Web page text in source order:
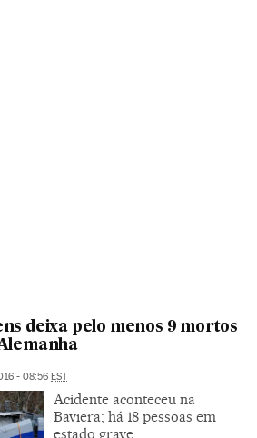
deixa pelo menos 9 mortos
- 08:56 EST
Acidente aconteceu na
Baviera; há 18 pessoas em
estado grave